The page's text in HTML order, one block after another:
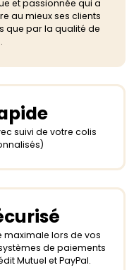
et passionnée qui a
au mieux ses clients
que par la qualité de
suivi de votre colis
maximale lors de vos
de paiements
Mutuel et PayPal.